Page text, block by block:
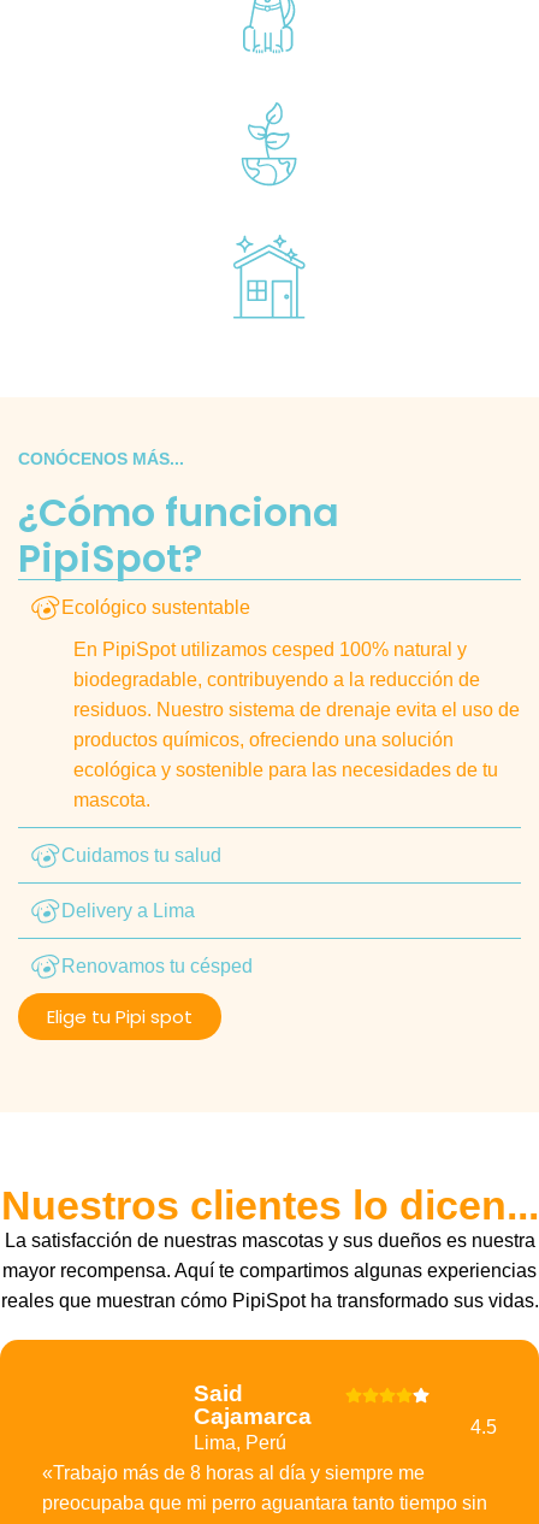
CONÓCENOS MÁS...
¿Cómo funciona
PipiSpot?
Ecológico sustentable
En PipiSpot utilizamos cesped 100% natural y
biodegradable, contribuyendo a la reducción de
residuos. Nuestro sistema de drenaje evita el uso de
productos químicos, ofreciendo una solución
ecológica y sostenible para las necesidades de tu
mascota.
Cuidamos tu salud
Delivery a Lima
Renovamos tu césped
Elige tu Pipi spot
Nuestros clientes lo dicen...
La satisfacción de nuestras mascotas y sus dueños es nuestra
mayor recompensa. Aquí te compartimos algunas experiencias
reales que muestran cómo PipiSpot ha transformado sus vidas.
Said
Cajamarca
Lima, Perú
4.5
«Trabajo más de 8 horas al día y siempre me
preocupaba que mi perro aguantara tanto tiempo sin